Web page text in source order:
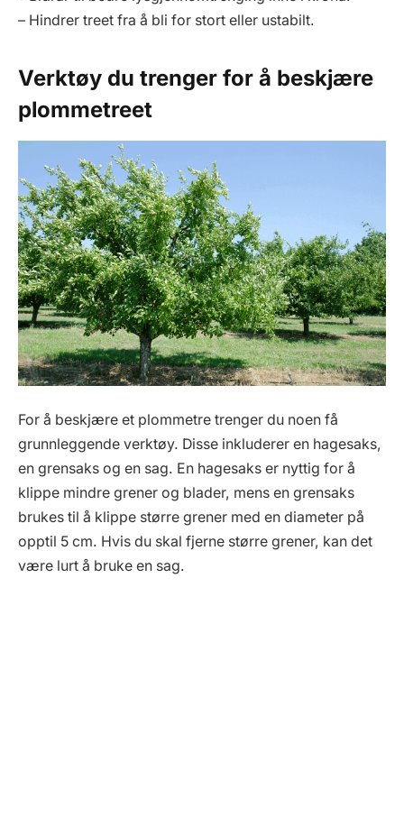
– Hindrer treet fra å bli for stort eller ustabilt.
Verktøy du trenger for å beskjære
plommetreet
For å beskjære et plommetre trenger du noen få
grunnleggende verktøy. Disse inkluderer en hagesaks,
en grensaks og en sag. En hagesaks er nyttig for å
klippe mindre grener og blader, mens en grensaks
brukes til å klippe større grener med en diameter på
opptil 5 cm. Hvis du skal fjerne større grener, kan det
være lurt å bruke en sag.